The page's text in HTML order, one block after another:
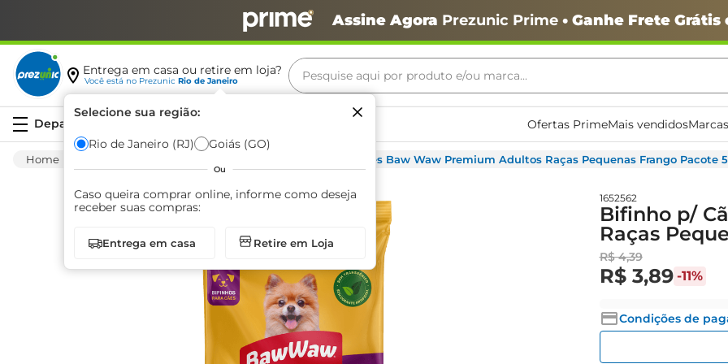
Assine Agora Prezunic Prime• Ganhe Frete Grátis
Entrega em casa ou retire em loja?
Você está no Prezunic Rio de Janeiro
Selecione sua região:
Rio de Janeiro (RJ) Goiás (GO)
Ou
Caso queira comprar online, informe como deseja
receber suas compras:
Entrega em casa Retire em Loja
Pesquise aqui por produto e/ou marca...
Ofertas PrimeMais vendidos
Bifinho p/ Cães Baw Waw Premium Adultos Raças Pequenas Frango Pacote
1652562
Bifinho p/
Raças
R$ 4,39
R$ 3,89 -11%
Condições de
Termos mais buscados
café
arroz
azeite
biscoito
cerveja